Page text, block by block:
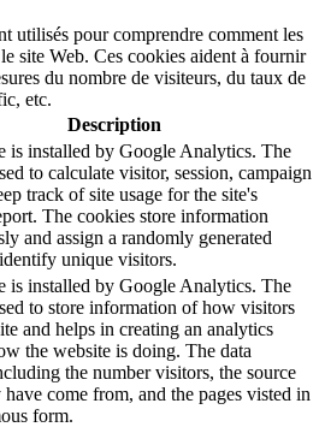
utilisés pour comprendre comment les
site Web. Ces cookies aident à fournir
du nombre de visiteurs, du taux de
etc.
Description
is installed by Google Analytics. The
to calculate visitor, session, campaign
track of site usage for the site's
The cookies store information
and assign a randomly generated
unique visitors.
is installed by Google Analytics. The
to store information of how visitors
and helps in creating an analytics
the website is doing. The data
the number visitors, the source
come from, and the pages visted in
form.